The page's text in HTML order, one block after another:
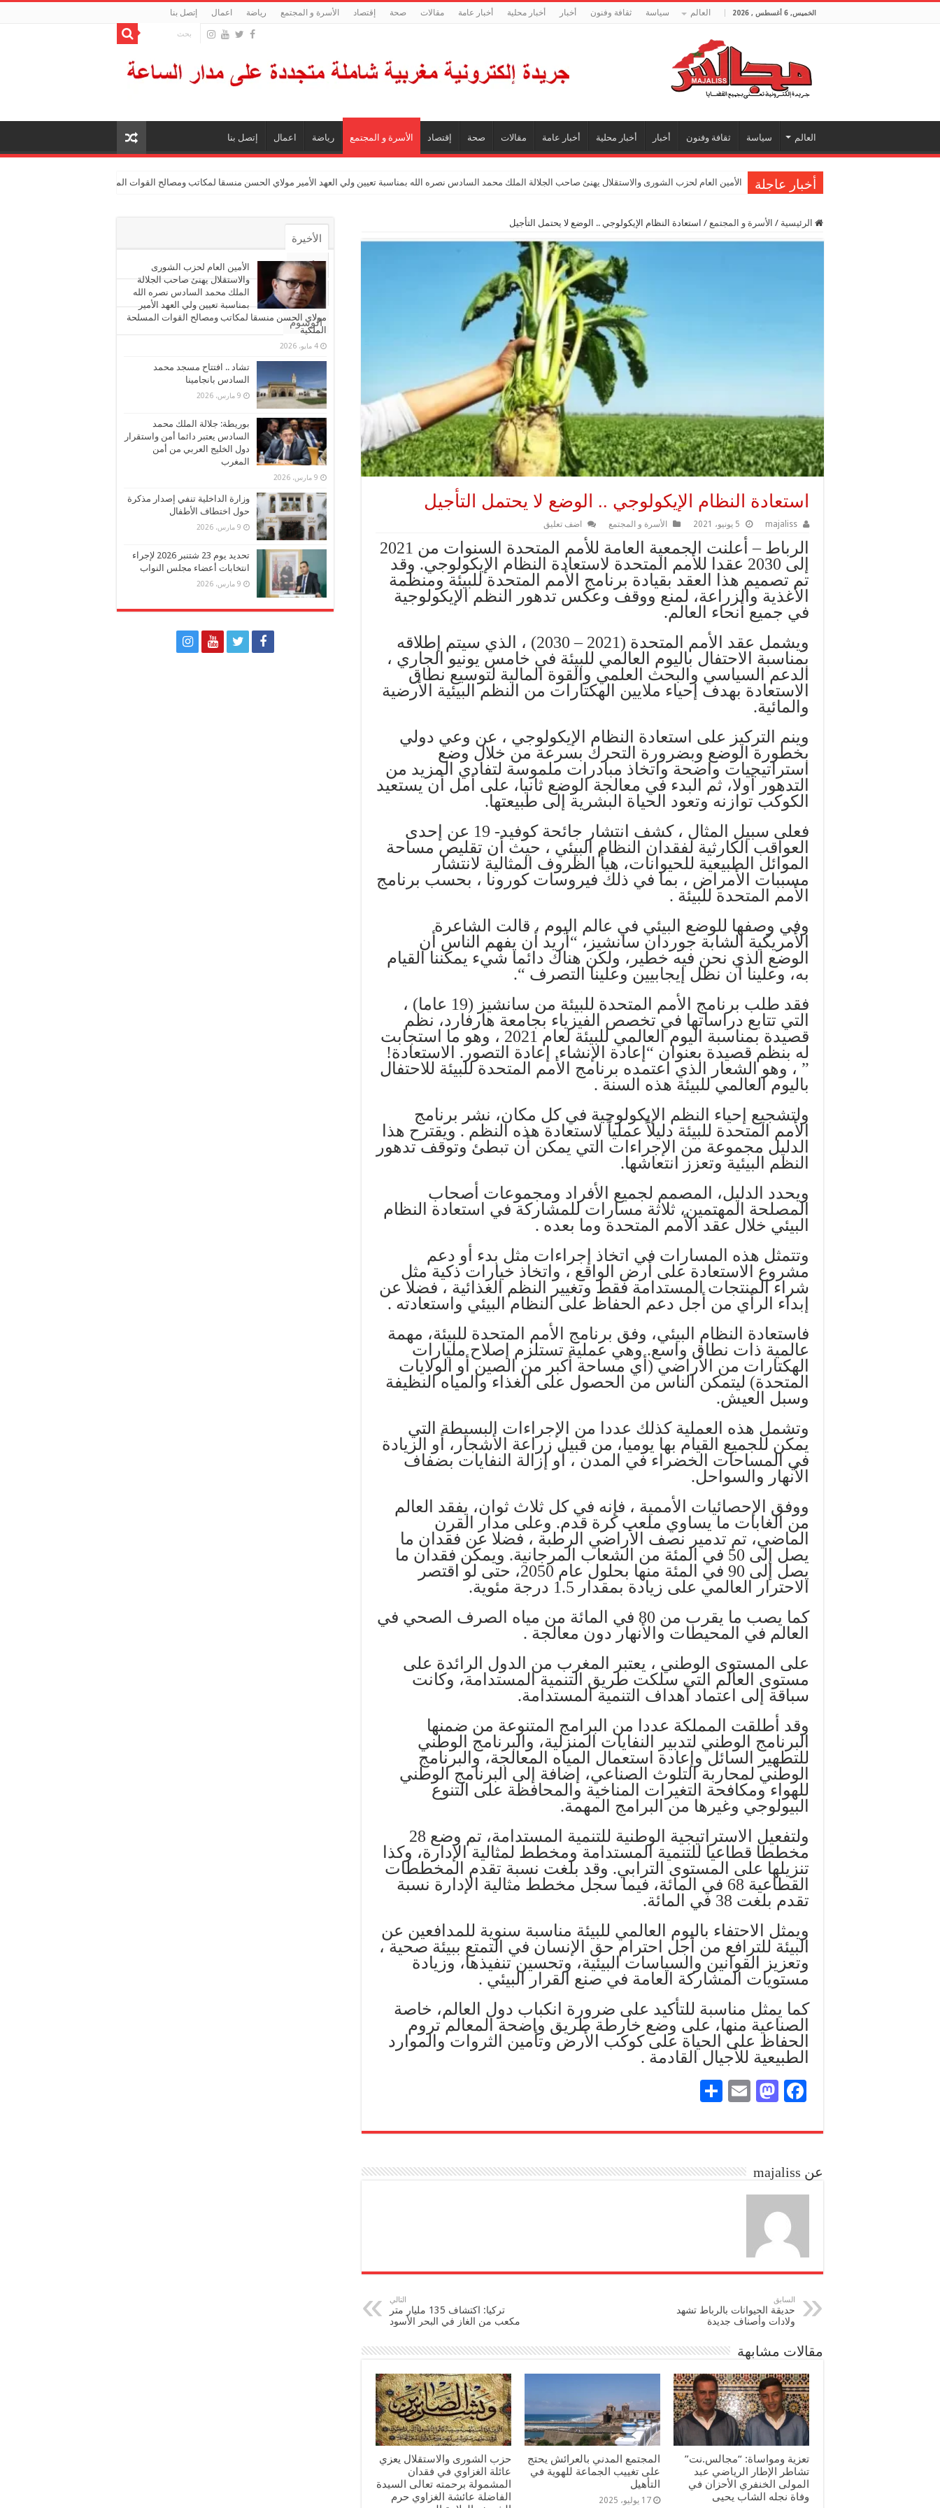
الخميس, 6 أغسطس , 2026 العالم سياسة ثقافة وفنون أخبار أخبار محلية أخبار عامة مقالات صحة إقتصاد الأسرة و المجتمع رياضة اعمال إتصل بنا
العالم سياسة ثقافة وفنون أخبار أخبار محلية أخبار عامة مقالات صحة إقتصاد الأسرة و المجتمع رياضة اعمال إتصل بنا
أخبار عاجلة الأمين العام لحزب الشورى والاستقلال يهنئ صاحب الجلالة الملك محمد السادس نصره الله بمناسبة تعيين ولي العهد الأمير مولاي الحسن منسقا لمكاتب ومصالح القوات المسلحة الملكية
الرئيسية / الأسرة و المجتمع / استعادة النظام الإيكولوجي .. الوضع لا يحتمل التأجيل
استعادة النظام الإيكولوجي .. الوضع لا يحتمل التأجيل
majaliss 5 يونيو، 2021 الأسرة و المجتمع اضف تعليق
الرباط – أعلنت الجمعية العامة للأمم المتحدة السنوات من 2021
إلى 2030 عقدا للأمم المتحدة لاستعادة النظام الإيكولوجي. وقد
تم تصميم هذا العقد بقيادة برنامج الأمم المتحدة للبيئة ومنظمة
الأغذية والزراعة، لمنع ووقف وعكس تدهور النظم الإيكولوجية
في جميع أنحاء العالم.
ويشمل عقد الأمم المتحدة (2021 – 2030) ، الذي سيتم إطلاقه
بمناسبة الاحتفال باليوم العالمي للبيئة في خامس يونيو الجاري ،
الدعم السياسي والبحث العلمي والقوة المالية لتوسيع نطاق
الاستعادة بهدف إحياء ملايين الهكتارات من النظم البيئية الأرضية
والمائية.
وينم التركيز على استعادة النظام الإيكولوجي ، عن وعي دولي
بخطورة الوضع وبضرورة التحرك بسرعة من خلال وضع
استراتيجيات واضحة واتخاذ مبادرات ملموسة لتفادي المزيد من
التدهور أولا، ثم البدء في معالجة الوضع ثانيا، على أمل أن يستعيد
الكوكب توازنه وتعود الحياة البشرية إلى طبيعتها.
فعلى سبيل المثال ، كشف انتشار جائحة كوفيد- 19 عن إحدى
العواقب الكارثية لفقدان النظام البيئي ، حيث أن تقليص مساحة
الموائل الطبيعية للحيوانات، هيأ الظروف المثالية لانتشار
مسببات الأمراض ، بما في ذلك فيروسات كورونا ، بحسب برنامج
الأمم المتحدة للبيئة .
وفي وصفها للوضع البيئي في عالم اليوم ، قالت الشاعرة
الأمريكية الشابة جوردان سانشيز، “أريد أن يفهم الناس أن
الوضع الذي نحن فيه خطير، ولكن هناك دائما شيء يمكننا القيام
به، وعلينا أن نظل إيجابيين وعلينا التصرف “.
فقد طلب برنامج الأمم المتحدة للبيئة من سانشيز (19 عاما) ،
التي تتابع دراساتها في تخصص الفيزياء بجامعة هارفارد، نظم
قصيدة بمناسبة اليوم العالمي للبيئة لعام 2021 ، وهو ما استجابت
له بنظم قصيدة بعنوان “إعادة الإنشاء. إعادة التصور. الاستعادة!
” ، وهو الشعار الذي اعتمده برنامج الأمم المتحدة للبيئة للاحتفال
باليوم العالمي للبيئة هذه السنة .
ولتشجيع إحياء النظم الإيكولوجية في كل مكان، نشر برنامج
الأمم المتحدة للبيئة دليلاً عملياً لاستعادة هذه النظم . ويقترح هذا
الدليل مجموعة من الإجراءات التي يمكن أن تبطئ وتوقف تدهور
النظم البيئية وتعزز انتعاشها.
ويحدد الدليل، المصمم لجميع الأفراد ومجموعات أصحاب
المصلحة المهتمين، ثلاثة مسارات للمشاركة في استعادة النظام
البيئي خلال عقد الأمم المتحدة وما بعده .
وتتمثل هذه المسارات في اتخاذ إجراءات مثل بدء أو دعم
مشروع الاستعادة على أرض الواقع ، واتخاذ خيارات ذكية مثل
شراء المنتجات المستدامة فقط وتغيير النظم الغذائية ، فضلا عن
إبداء الرأي من أجل دعم الحفاظ على النظام البيئي واستعادته .
فاستعادة النظام البيئي، وفق برنامج الأمم المتحدة للبيئة، مهمة
عالمية ذات نطاق واسع. وهي عملية تستلزم إصلاح مليارات
الهكتارات من الأراضي (أي مساحة أكبر من الصين أو الولايات
المتحدة) ليتمكن الناس من الحصول على الغذاء والمياه النظيفة
وسبل العيش.
وتشمل هذه العملية كذلك عددا من الإجراءات البسيطة التي
يمكن للجميع القيام بها يوميا، من قبيل زراعة الأشجار، أو الزيادة
في المساحات الخضراء في المدن ، أو إزالة النفايات بضفاف
الأنهار والسواحل.
ووفق الإحصائيات الأممية ، فإنه في كل ثلاث ثوان، يفقد العالم
من الغابات ما يساوي ملعب كرة قدم. وعلى مدار القرن
الماضي، تم تدمير نصف الأراضي الرطبة ، فضلا عن فقدان ما
يصل إلى 50 في المئة من الشعاب المرجانية. ويمكن فقدان ما
يصل إلى 90 في المئة منها بحلول عام 2050، حتى لو اقتصر
الاحترار العالمي على زيادة بمقدار 1.5 درجة مئوية.
كما يصب ما يقرب من 80 في المائة من مياه الصرف الصحي في
العالم في المحيطات والأنهار دون معالجة .
على المستوى الوطني ، يعتبر المغرب من الدول الرائدة على
مستوى العالم التي سلكت طريق التنمية المستدامة، وكانت
سباقة إلى اعتماد أهداف التنمية المستدامة.
وقد أطلقت المملكة عددا من البرامج المتنوعة من ضمنها
البرنامج الوطني لتدبير النفايات المنزلية، والبرنامج الوطني
للتطهير السائل وإعادة استعمال المياه المعالجة، والبرنامج
الوطني لمحاربة التلوث الصناعي، إضافة إلى البرنامج الوطني
للهواء ومكافحة التغيرات المناخية والمحافظة على التنوع
البيولوجي وغيرها من البرامج المهمة.
ولتفعيل الاستراتيجية الوطنية للتنمية المستدامة، تم وضع 28
مخططا قطاعيا للتنمية المستدامة ومخطط لمثالية الإدارة، وكذا
تنزيلها على المستوى الترابي. وقد بلغت نسبة تقدم المخططات
القطاعية 68 في المائة، فيما سجل مخطط مثالية الإدارة نسبة
تقدم بلغت 38 في المائة.
ويمثل الاحتفاء باليوم العالمي للبيئة مناسبة سنوية للمدافعين عن
البيئة للترافع من أجل احترام حق الإنسان في التمتع ببيئة صحية ،
وتعزيز القوانين والسياسات البيئية، وتحسين تنفيذها، وزيادة
مستويات المشاركة العامة في صنع القرار البيئي .
كما يمثل مناسبة للتأكيد على ضرورة انكباب دول العالم، خاصة
الصناعية منها، على وضع خارطة طريق واضحة المعالم تروم
الحفاظ على الحياة على كوكب الأرض وتأمين الثروات والموارد
الطبيعية للأجيال القادمة .
Fa
bo
M
to
n
E
ail
re
عن majaliss
السابق
حديقة الحيوانات بالرباط تشهد
ولادات وأصناف جديدة
التالي
تركيا: اكتشاف 135 مليار متر
مكعب من الغاز في البحر الأسود
مقالات مشابهة
تعزية ومواساة: “مجالس.نت”
تشاطر الإطار الرياضي عبد
المولى الخنفري الأحزان في
وفاة نجله الشاب يحيى
المجتمع المدني بالعرائش يحتج
على تغييب الجماعة للهوية في
التأهيل
17 يوليو، 2025
حزب الشورى والاستقلال يعزي
عائلة الغزاوي في فقدان
المشمولة برحمته تعالى السيدة
الفاضلة عائشة الغزاوي حرم
الأخيرة
الأشهر
تعليقات
الوسوم
الأمين العام لحزب الشورى
والاستقلال يهنئ صاحب الجلالة
الملك محمد السادس نصره الله
بمناسبة تعيين ولي العهد الأمير
مولاي الحسن منسقا لمكاتب ومصالح القوات المسلحة
الملكية
4 مايو، 2026
تشاد .. افتتاح مسجد محمد
السادس بانجامينا
9 مارس، 2026
بوريطة: جلالة الملك محمد
السادس يعتبر دائما أمن واستقرار
دول الخليج العربي من أمن
المغرب
9 مارس، 2026
وزارة الداخلية تنفي إصدار مذكرة
حول اختطاف الأطفال
9 مارس، 2026
تحديد يوم 23 شتنبر 2026 لإجراء
انتخابات أعضاء مجلس النواب
9 مارس، 2026